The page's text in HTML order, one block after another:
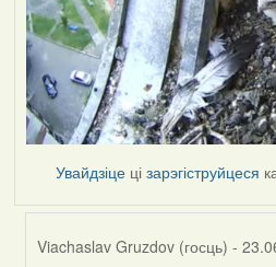
Увайдзіце цізарэгіструйцеся
Viachaslav Gruzdov (госць) -